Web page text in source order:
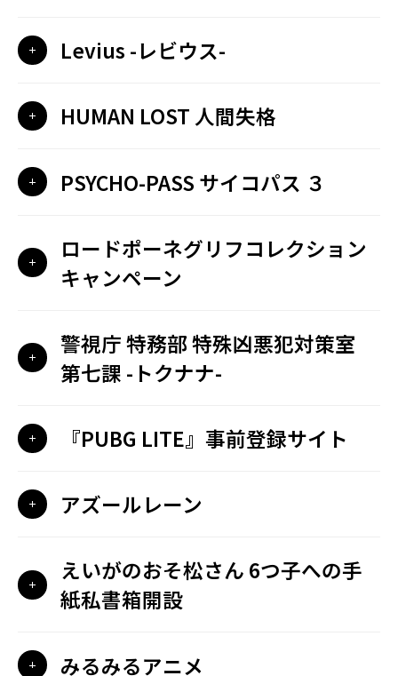
Levius -レビウス-
HUMAN LOST 人間失格
PSYCHO-PASS サイコパス ３
ロードポーネグリフコレクション
キャンペーン
警視庁 特務部 特殊凶悪犯対策室
第七課 -トクナナ-
『PUBG LITE』事前登録サイト
アズールレーン
えいがのおそ松さん 6つ子への手
紙私書箱開設
みるみるアニメ